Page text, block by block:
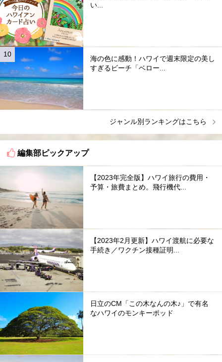
い...
海の色に感動！ハワイで週末限定の美し
すぎるビーチ「ベロー...
ジャンル別ランキングはこちら
編集部ピックアップ
【2023年完全版】ハワイ旅行の費用・
予算・旅費まとめ。飛行機代...
【2023年2月更新】ハワイ渡航に必要な
手続き／ワクチン接種証明...
日立のCM「この木なんの木♪」で有名
なハワイのモンキーポッド